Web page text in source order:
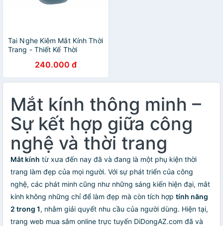
Tai Nghe Kiêm Mắt Kính Thời
Trang - Thiết Kế Thời
UV Hiệu Quả - Mắt kính
Bluetooth 5.0 Kết Nối Nhanh
- Hàng chính hãng
240.000 đ
Mắt kính thông minh –
Sự kết hợp giữa công
nghệ và thời trang
Mắt kính từ xưa đến nay đã và đang là một phụ kiện thời
trang làm đẹp của mọi người. Với sự phát triển của công
nghệ, các phát minh cũng như những sáng kiến hiện đại, mắt
kính không những chỉ để làm đẹp mà còn tích hợp tính năng
2 trong 1, nhằm giải quyết nhu cầu của người dùng. Hiện tại,
trang web mua sắm online trực tuyến DiDongAZ.com đã và